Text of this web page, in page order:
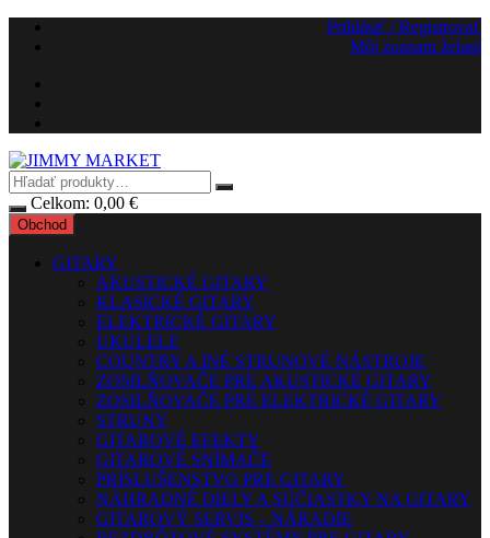
Preskočiť
Prihlásiť / Registrovať
Môj zoznam želaní
Celkom: 0,00 €
Obchod
GITARY
AKUSTICKÉ GITARY
KLASICKÉ GITARY
ELEKTRICKÉ GITARY
UKULELE
COUNTRY A INÉ STRUNOVÉ NÁSTROJE
ZOSILŇOVAČE PRE AKUSTICKÉ GITARY
ZOSILŇOVAČE PRE ELEKTRICKÉ GITARY
STRUNY
GITAROVÉ EFEKTY
GITAROVÉ SNÍMAČE
PRÍSLUŠENSTVO PRE GITARY
NÁHRADNÉ DIELY A SÚČIASTKY NA GITARY
GITAROVÝ SERVIS – NÁRADIE